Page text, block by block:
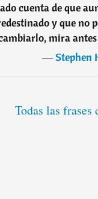
cuenta de que
y que no
mira
―Stephen
Todas las frases